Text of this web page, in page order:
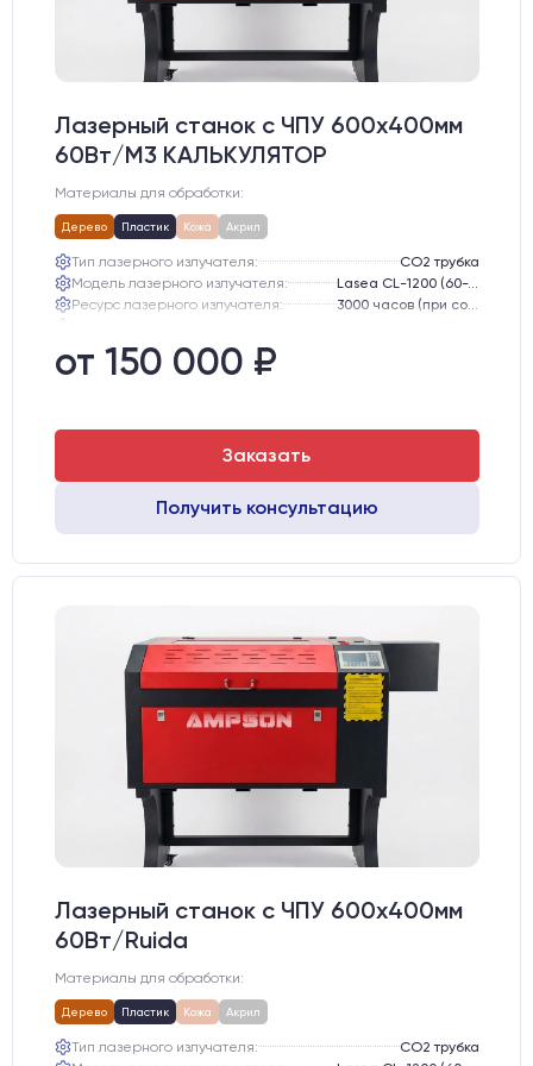
Лазерный станок c ЧПУ 600х400мм
60Вт/М3 КАЛЬКУЛЯТОР
Материалы для обработки:
Дерево Пластик Кожа Акрил
Тип лазерного излучателя:
СО2 трубка
Модель лазерного излучателя:
Lasea CL-1200 (60-75 Вт)
Ресурс лазерного излучателя:
3000 часов (при соблюдении условий эксплуатации)
Зеркала:
Интерфейс подключения станка к ПК:
от 150 000 ₽
Заказать
Получить консультацию
Лазерный станок c ЧПУ 600х400мм
60Вт/Ruida
Материалы для обработки:
Дерево Пластик Кожа Акрил
Тип лазерного излучателя:
СО2 трубка